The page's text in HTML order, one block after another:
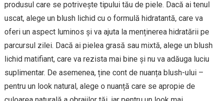
produsul care se potrivește tipului tău de piele. Dacă ai tenul
uscat, alege un blush lichid cu o formulă hidratantă, care va
oferi un aspect luminos și va ajuta la menținerea hidratării pe
parcursul zilei. Dacă ai pielea grasă sau mixtă, alege un blush
lichid matifiant, care va rezista mai bine și nu va adăuga luciu
suplimentar. De asemenea, ține cont de nuanța blush-ului –
pentru un look natural, alege o nuanță care se apropie de